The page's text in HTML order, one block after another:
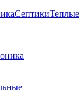
СептикиТеплые